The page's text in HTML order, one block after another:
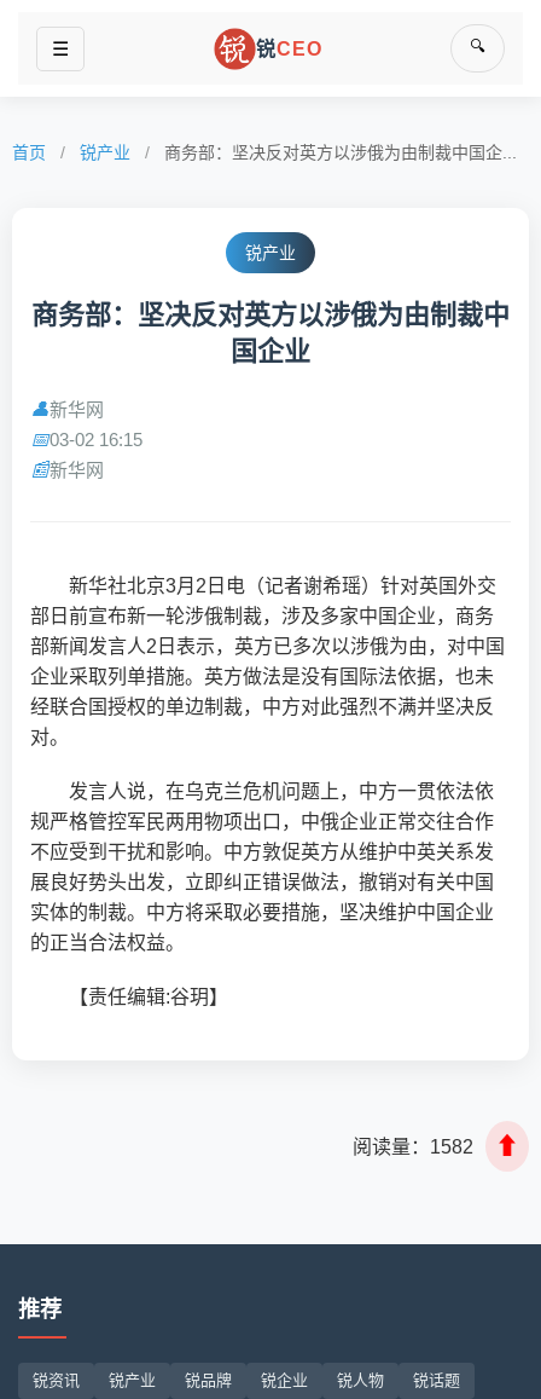
☰ 锐CEO 🔍
首页 / 锐产业 / 商务部：坚决反对英方以涉俄为由制裁中国企...
锐产业
商务部：坚决反对英方以涉俄为由制裁中
国企业
👤新华网
📅03-02 16:15
📰新华网
新华社北京3月2日电（记者谢希瑶）针对英国外交
部日前宣布新一轮涉俄制裁，涉及多家中国企业，商务
部新闻发言人2日表示，英方已多次以涉俄为由，对中国
企业采取列单措施。英方做法是没有国际法依据，也未
经联合国授权的单边制裁，中方对此强烈不满并坚决反
对。
发言人说，在乌克兰危机问题上，中方一贯依法依
规严格管控军民两用物项出口，中俄企业正常交往合作
不应受到干扰和影响。中方敦促英方从维护中英关系发
展良好势头出发，立即纠正错误做法，撤销对有关中国
实体的制裁。中方将采取必要措施，坚决维护中国企业
的正当合法权益。
【责任编辑:谷玥】
阅读量： 1582 ⬆
推荐
锐资讯 锐产业 锐品牌 锐企业 锐人物 锐话题